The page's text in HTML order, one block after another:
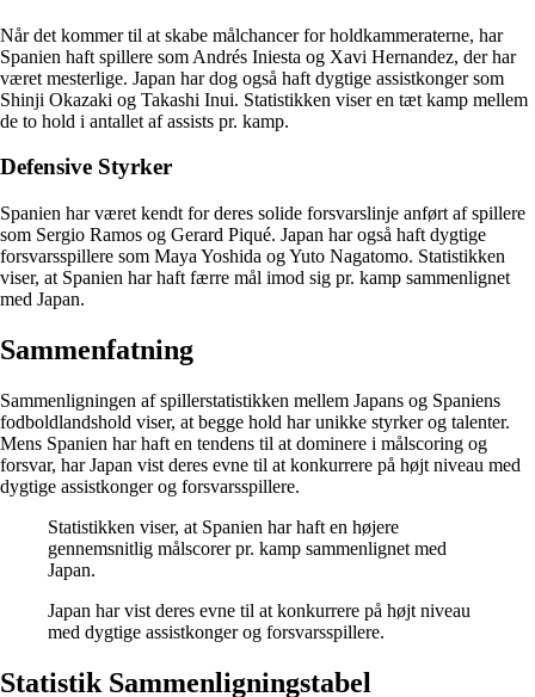
Når det kommer til at skabe målchancer for holdkammeraterne, har
Spanien haft spillere som Andrés Iniesta og Xavi Hernandez, der har
været mesterlige. Japan har dog også haft dygtige assistkonger som
Shinji Okazaki og Takashi Inui. Statistikken viser en tæt kamp mellem
de to hold i antallet af assists pr. kamp.
Defensive Styrker
Spanien har været kendt for deres solide forsvarslinje anført af spillere
som Sergio Ramos og Gerard Piqué. Japan har også haft dygtige
forsvarsspillere som Maya Yoshida og Yuto Nagatomo. Statistikken
viser, at Spanien har haft færre mål imod sig pr. kamp sammenlignet
med Japan.
Sammenfatning
Sammenligningen af spillerstatistikken mellem Japans og Spaniens
fodboldlandshold viser, at begge hold har unikke styrker og talenter.
Mens Spanien har haft en tendens til at dominere i målscoring og
forsvar, har Japan vist deres evne til at konkurrere på højt niveau med
dygtige assistkonger og forsvarsspillere.
Statistikken viser, at Spanien har haft en højere
gennemsnitlig målscorer pr. kamp sammenlignet med
Japan.
Japan har vist deres evne til at konkurrere på højt niveau
med dygtige assistkonger og forsvarsspillere.
Statistik Sammenligningstabel